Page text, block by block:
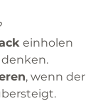
einholen
, wenn der